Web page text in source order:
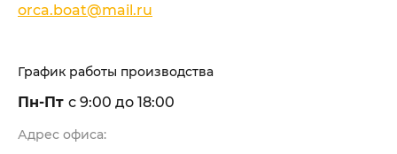
orca.boat@mail.ru
График работы производства
Пн-Пт с 9:00 до 18:00
Адрес офиса: